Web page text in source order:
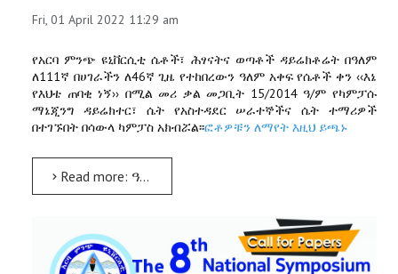
Fri, 01 April 2022 11:29 am
የአርባ ምንጭ ዩኒቨርሲቲ ሴቶች፣ ሕፃናትና ወጣቶች ዳይሬክቶሬት በዓለም
ለ111ኛ በሀገራችን ለ46ኛ ጊዜ የተከበረውን ዓለም አቀፍ የሴቶች ቀን ‹‹እኔ
የእህቴ ጠባቂ ነኝ›› በሚል መሪ ቃል መጋቢት 15/2014 ዓ/ም የካምፓሱ
ማኔጂንግ ዳይሬክተር፣ ሴት የአስተዳደር ሠራተኞችና ሴት ተማሪዎች
በተገኙበት በሳውላ ካምፓስ አክብሯል፡፡ፎቶዎቹን ለማየት እዚህ ይጫኑ
Read more: ዓለም አቀፍ የሴቶች ቀን በሳውላ ካምፓስ ተከበረ